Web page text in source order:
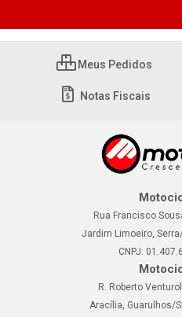
Meus Pedidos
Notas Fiscais
Rua Francisco
Jardim Limoeiro,
CNPJ:
R. Roberto
Aracília, Guarulhos/